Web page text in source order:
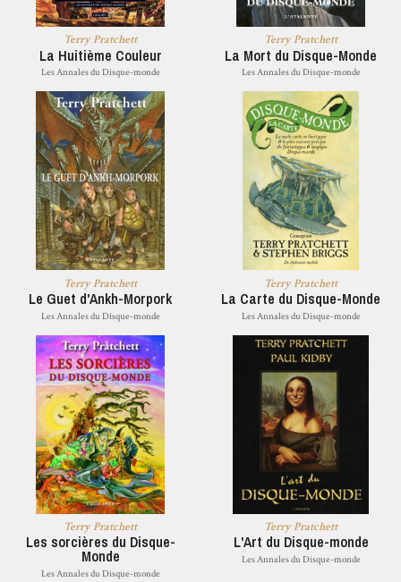
Terry Pratchett
La Huitième Couleur
Les Annales du Disque-monde
Terry Pratchett
La Mort du Disque-Monde
Les Annales du Disque-monde
Terry Pratchett
Le Guet d'Ankh-Morpork
Les Annales du Disque-monde
Terry Pratchett
La Carte du Disque-Monde
Les Annales du Disque-monde
Terry Pratchett
Les sorcières du Disque-
Monde
Les Annales du Disque-monde
Terry Pratchett
L'Art du Disque-monde
Les Annales du Disque-monde